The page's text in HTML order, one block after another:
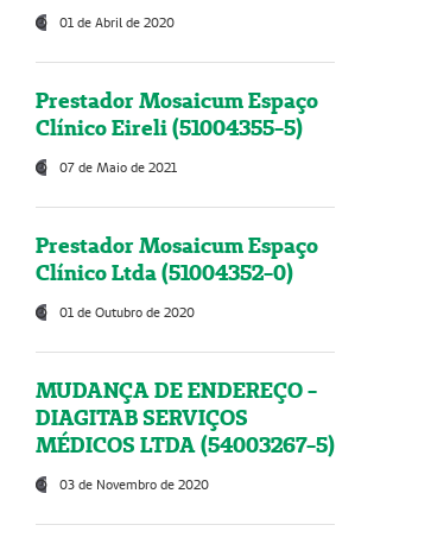
01 de Abril de 2020
Prestador Mosaicum Espaço
Clínico Eireli (51004355-5)
07 de Maio de 2021
Prestador Mosaicum Espaço
Clínico Ltda (51004352-0)
01 de Outubro de 2020
MUDANÇA DE ENDEREÇO -
DIAGITAB SERVIÇOS
MÉDICOS LTDA (54003267-5)
03 de Novembro de 2020